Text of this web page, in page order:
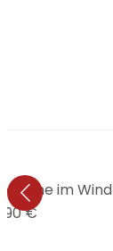
im Wind
€